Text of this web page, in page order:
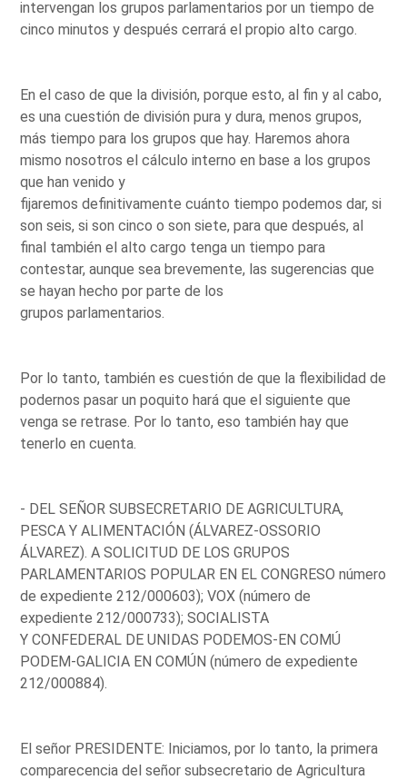
intervengan los grupos parlamentarios por un tiempo de
cinco minutos y después cerrará el propio alto cargo.
En el caso de que la división, porque esto, al fin y al cabo,
es una cuestión de división pura y dura, menos grupos,
más tiempo para los grupos que hay. Haremos ahora
mismo nosotros el cálculo interno en base a los grupos
que han venido y
fijaremos definitivamente cuánto tiempo podemos dar, si
son seis, si son cinco o son siete, para que después, al
final también el alto cargo tenga un tiempo para
contestar, aunque sea brevemente, las sugerencias que
se hayan hecho por parte de los
grupos parlamentarios.
Por lo tanto, también es cuestión de que la flexibilidad de
podernos pasar un poquito hará que el siguiente que
venga se retrase. Por lo tanto, eso también hay que
tenerlo en cuenta.
- DEL SEÑOR SUBSECRETARIO DE AGRICULTURA,
PESCA Y ALIMENTACIÓN (ÁLVAREZ-OSSORIO
ÁLVAREZ). A SOLICITUD DE LOS GRUPOS
PARLAMENTARIOS POPULAR EN EL CONGRESO número
de expediente 212/000603); VOX (número de
expediente 212/000733); SOCIALISTA
Y CONFEDERAL DE UNIDAS PODEMOS-EN COMÚ
PODEM-GALICIA EN COMÚN (número de expediente
212/000884).
El señor PRESIDENTE: Iniciamos, por lo tanto, la primera
comparecencia del señor subsecretario de Agricultura